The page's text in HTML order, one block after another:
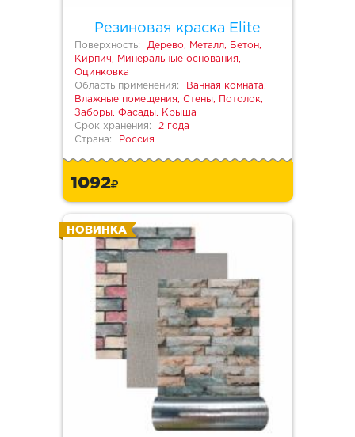
Резиновая краска Elite
Поверхность:
Дерево, Металл, Бетон,
Кирпич, Минеральные основания,
Оцинковка
Область применения:
Ванная комната,
Влажные помещения, Стены, Потолок,
Заборы, Фасады, Крыша
Срок хранения:
2 года
Страна:
Россия
1092
НОВИНКА